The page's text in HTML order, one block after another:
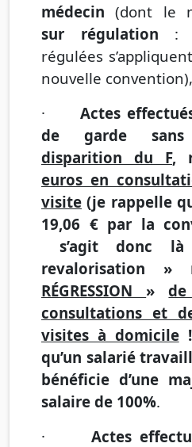
médecin (dont le
sur régulation :
régulées
nouvelle convention),
·
Actes
de garde sans
disparition du F,
euros en
visite (je rappelle
19,06 € par la
s’agit donc
revalorisation »
RÉGRESSION »
consultations et
visites à domicile
qu’un salarié
bénéficie d’une
salaire de 100%.
·Actes